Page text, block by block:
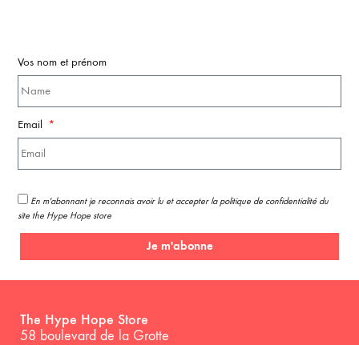
Vos nom et prénom
Email
En m'abonnant je reconnais avoir lu et accepter la politique de confidentialité du
site the Hype Hope store
Je m'abonne
The Hype Hope Store
58 boulevard de la Grotte